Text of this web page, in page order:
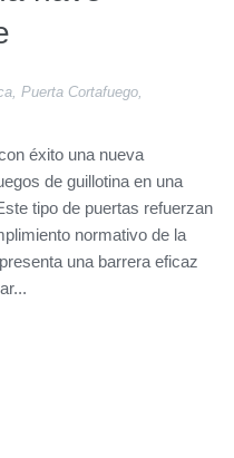
Puerta Cortafuego
éxito una nueva
de guillotina en una
tipo de puertas refuerzan
normativo de la
una barrera eficaz